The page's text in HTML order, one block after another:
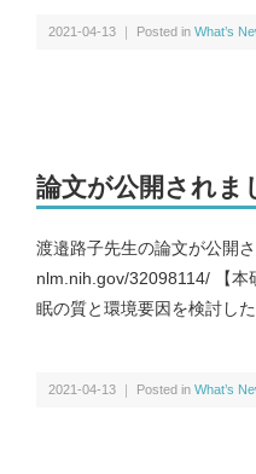
マレー
そ
2021-04-13 ｜ Posted in What’s
論文が公開されま
渡邉路子先生の論文が公開
nlm.nih.gov/32098114/ 【本
眠の質と環境要因を検討した
2021-04-13 ｜ Posted in What’s